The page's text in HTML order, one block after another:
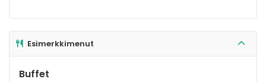
Esimerkkimenut
Buffet